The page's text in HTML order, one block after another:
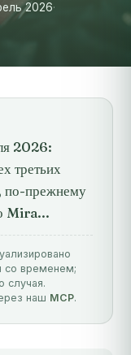
2026·
2026:
третьих
по-прежнему
Mira...
со временем;
случая.
наш MCP.